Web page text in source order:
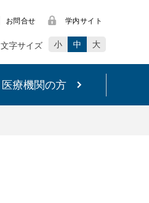
お問合せ 学内サイト
文字サイズ 小 中 大
医療機関の方